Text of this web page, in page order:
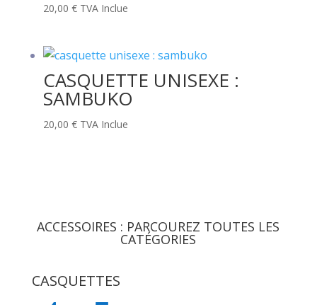
20,00 € TVA Inclue
CASQUETTE UNISEXE :
SAMBUKO
20,00 € TVA Inclue
ACCESSOIRES : PARCOUREZ TOUTES LES
CATÉGORIES
CASQUETTES